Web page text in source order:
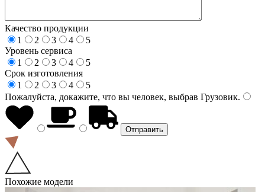
Качество продукции
1
2 3 4
5
Уровень сервиса
1
2 3 4
5
Срок изготовления
1
2 3 4
5
Пожалуйста, докажите, что вы человек, выбрав Грузовик.
Похожие модели